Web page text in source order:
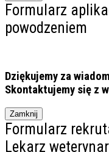
Formularz
powodzeniem
Dziękujemy za
Skontaktujemy się z
Zamknij
Formularz
Lekarz